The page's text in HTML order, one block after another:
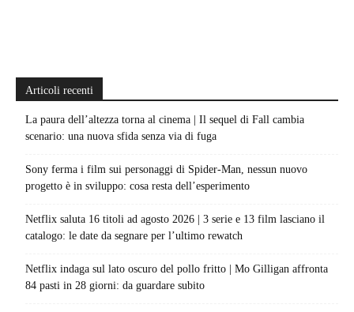
Articoli recenti
La paura dell’altezza torna al cinema | Il sequel di Fall cambia
scenario: una nuova sfida senza via di fuga
Sony ferma i film sui personaggi di Spider-Man, nessun nuovo
progetto è in sviluppo: cosa resta dell’esperimento
Netflix saluta 16 titoli ad agosto 2026 | 3 serie e 13 film lasciano il
catalogo: le date da segnare per l’ultimo rewatch
Netflix indaga sul lato oscuro del pollo fritto | Mo Gilligan affronta
84 pasti in 28 giorni: da guardare subito